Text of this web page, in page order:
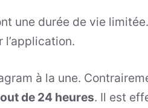
une durée de vie
l’application.
à la une.
de 24 heures. Il est